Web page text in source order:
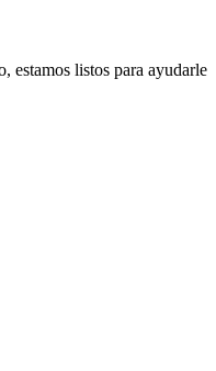
estamos listos para ayudarle